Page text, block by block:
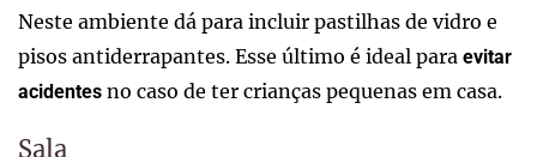
Neste ambiente dá para incluir pastilhas de vidro e
pisos antiderrapantes. Esse último é ideal para evitar
acidentes no caso de ter crianças pequenas em casa.
Sala